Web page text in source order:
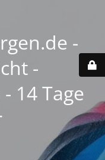
-
-
14 Tage